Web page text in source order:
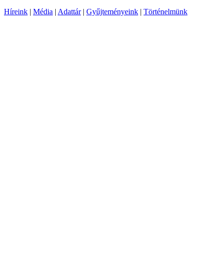
Híreink | Média | Adattár| Gyűjteményeink | Történelmünk